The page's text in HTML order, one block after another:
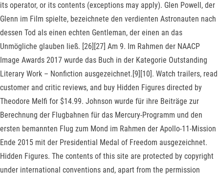
its operator, or its contents (exceptions may apply). Glen Powell, der
Glenn im Film spielte, bezeichnete den verdienten Astronauten nach
dessen Tod als einen echten Gentleman, der einen an das
Unmögliche glauben ließ. [26][27] Am 9. Im Rahmen der NAACP
Image Awards 2017 wurde das Buch in der Kategorie Outstanding
Literary Work – Nonfiction ausgezeichnet.[9][10]. ‎Watch trailers, read
customer and critic reviews, and buy Hidden Figures directed by
Theodore Melfi for $14.99. Johnson wurde für ihre Beiträge zur
Berechnung der Flugbahnen für das Mercury-Programm und den
ersten bemannten Flug zum Mond im Rahmen der Apollo-11-Mission
Ende 2015 mit der Presidential Medal of Freedom ausgezeichnet.
Hidden Figures. The contents of this site are protected by copyright
under international conventions and, apart from the permission